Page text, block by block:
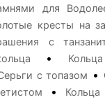
для
кресты на
с
•
с топазом •
•